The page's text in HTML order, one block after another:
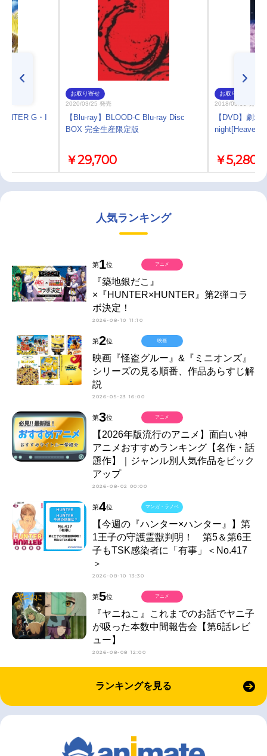
G・I
お取り寄せ
2020/03/25 発売
【Blu-ray】BLOOD-C Blu-ray Disc
BOX 完全生産限定版
￥29,700
お取り寄せ
2018/05/09 発売
【DVD】劇場
￥5,280
人気ランキング
第1位
『築地銀だこ』
×『HUNTER×HUNTER』第2弾コラ
ボ決定！
2026-08-10 11:10
アニメ
第2位
映画『怪盗グルー』&『ミニオンズ』
シリーズの見る順番、作品あらすじ解
説
2026-05-23 16:00
映画
第3位
【2026年版流行のアニメ】面白い神
アニメおすすめランキング【名作・話
題作】｜ジャンル別人気作品をピック
アップ
2026-08-02 00:00
アニメ
第4位
【今週の『ハンター×ハンター』】第
1王子の守護霊獣判明！ 第5＆第6王
子もTSK感染者に「有事」＜No.417
＞
2026-08-10 13:30
マンガ・ラノベ
第5位
『ヤニねこ』これまでのお話でヤニ子
が吸った本数中間報告会【第6話レビ
ュー】
2026-08-08 12:00
アニメ
ランキングを見る